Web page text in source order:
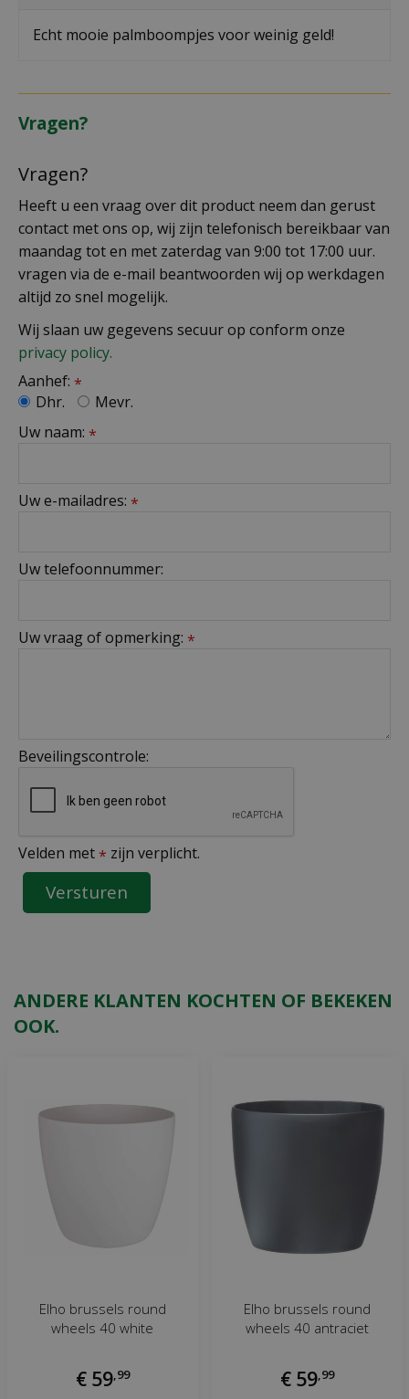
Echt mooie palmboompjes voor weinig geld!
Vragen?
Vragen?
Heeft u een vraag over dit product neem dan gerust
contact met ons op, wij zijn telefonisch bereikbaar van
maandag tot en met zaterdag van 9:00 tot 17:00 uur.
vragen via de e-mail beantwoorden wij op werkdagen
altijd zo snel mogelijk.
Wij slaan uw gegevens secuur op conform onze
privacy policy.
Aanhef: *
Dhr.
Mevr.
Uw naam: *
Uw e-mailadres: *
Uw telefoonnummer:
Uw vraag of opmerking: *
Beveilingscontrole:
Velden met * zijn verplicht.
ANDERE KLANTEN KOCHTEN OF BEKEKEN
OOK.
Elho brussels round
wheels 40 white
€ 59, 99
Elho brussels round
wheels 40 antraciet
€ 59, 99